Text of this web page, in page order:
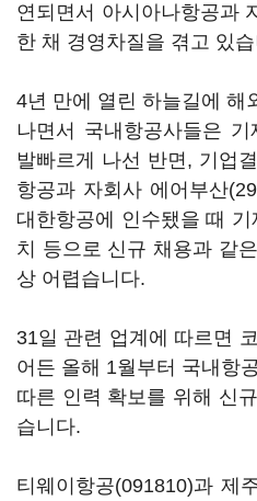
연되면서 아시아나항공과
한 채 경영차질을 겪고 있
4년 만에 열린 하늘길에 해
나면서 국내항공사들은
발빠르게 나선 반면, 기업
항공과 자회사 에어부산
대한항공에 인수됐을 때
치 등으로 신규 채용과 같
상 어렵습니다.
31일 관련 업계에 따르면
어든 올해 1월부터 국내항
따른 인력 확보를 위해 신
습니다.
티웨이항공(091810)과제